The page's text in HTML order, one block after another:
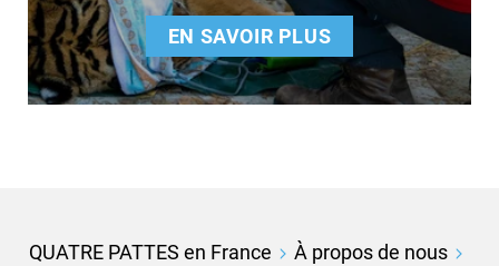
EN SAVOIR PLUS
QUATRE PATTES en France
À propos de nous